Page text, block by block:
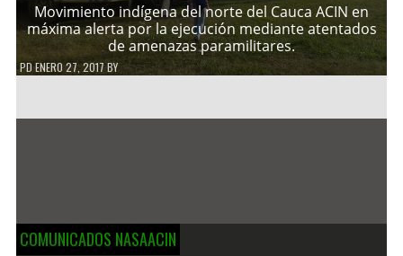
Movimiento indígena del norte del Cauca ACIN en
máxima alerta por la ejecución mediante atentados
de amenazas paramilitares.
PDENERO 27, 2017 BY
COMUNICADOS NASAACIN